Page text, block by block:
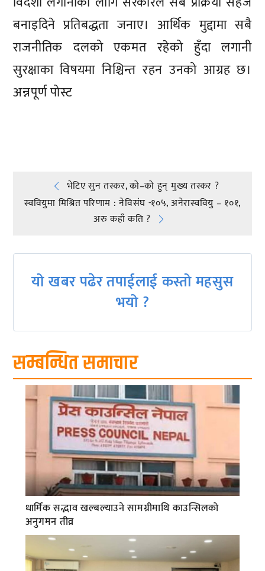
बनाइदिने प्रतिबद्धता जनाए। आर्थिक मुद्दामा सबै
राजनीतिक दलको एकमत रहेको हुँदा लगानी
सुरक्षाका विषयमा निश्चिन्त रहन उनको आग्रह छ।
अन्नपूर्ण पोस्ट
Post
navigation
भेटिए सुन तस्कर, को–को हुन् मुख्य तस्कर ?
स्ववियुमा मिश्रित परिणाम : नेविसंघ -१०५, अनेरास्ववियु – १०१,
अरु कहाँ कति ?
यो खबर पढेर तपाईलाई कस्तो महसुस
भयो ?
सम्बन्धित समाचार
धार्मिक सद्भाव खल्बल्याउने सामग्रीमाथि काउन्सिलको
अनुगमन तीव्र